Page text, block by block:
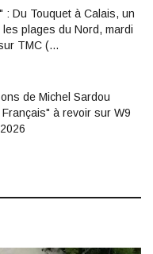
: Du Touquet à Calais, un
plages du Nord, mardi
TMC (…
de Michel Sardou
à revoir sur W9